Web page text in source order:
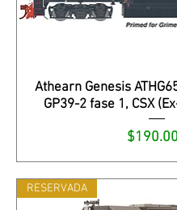
Athearn Genesis
GP39-2 fase 1, CSX
Precio
RESERVADA